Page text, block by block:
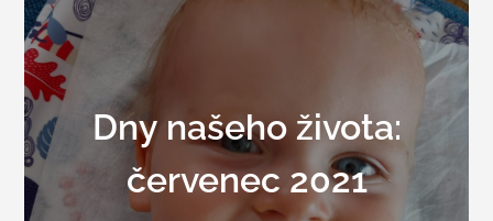
Dny našeho života:
červenec 2021